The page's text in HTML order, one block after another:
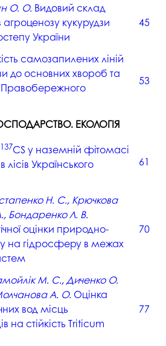
О. О. Видовий склад
кукурудзи
України
45
самозапилених ліній
до основних хвороб та
Правобережного
53
ЕКОЛОГІЯ
137CS у наземній фітомасі
Українського
61
Н. С., Крючкова
Бондаренко Л. В.
оцінки природно-
на гідросферу в межах
70
М. С., Диченко О.
А. О. Оцінка
вод місць
на стійкість Triticum
77